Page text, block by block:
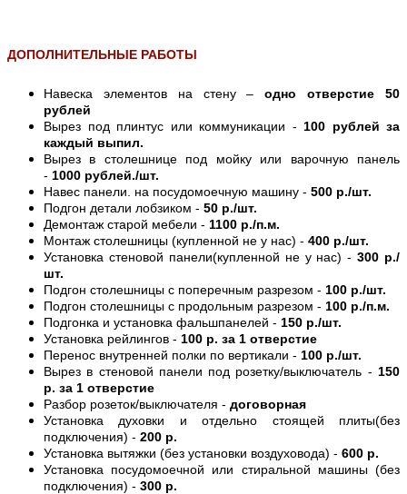
ДОПОЛНИТЕЛЬНЫЕ РАБОТЫ
Навеска элементов на стену –одно отверстие 50
рублей
Вырез под плинтус или коммуникации - 100 рублей за
каждый выпил.
Вырез в столешнице под мойку или варочную панель
- 1000 рублей./шт.
Навес панели. на посудомоечную машину - 500 р./шт.
Подгон детали лобзиком - 50 р./шт.
Демонтаж старой мебели - 1100 р./п.м.
Монтаж столешницы (купленной не у нас) - 400 р./шт.
Установка стеновой панели(купленной не у нас) -300 р./
шт.
Подгон столешницы с поперечным разрезом - 100 р./шт.
Подгон столешницы с продольным разрезом - 100 р./п.м.
Подгонка и установка фальшпанелей - 150 р./шт.
Установка рейлингов - 100 р. за 1 отверстие
Перенос внутренней полки по вертикали - 100 р./шт.
Вырез в стеновой панели под розетку/выключатель - 150
р. за 1 отверстие
Разбор розеток/выключателя - договорная
Установка духовки и отдельно стоящей плиты(без
подключения) - 200 р.
Установка вытяжки (без установки воздуховода) - 600 р.
Установка посудомоечной или стиральной машины (без
подключения) - 300 р.